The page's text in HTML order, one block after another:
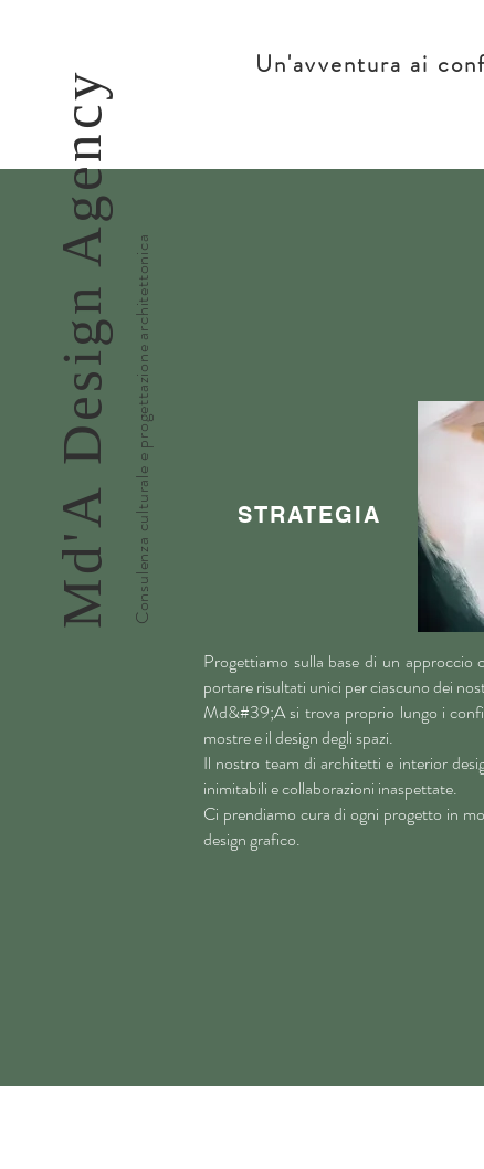
Md'A
Design AgencyConsulenza culturale e progettazione architettonica
Un'avventura ai
Progettiamo sulla base di un
portare risultati unici per ciascuno dei
Md&#39;A si trova proprio lungo i
mostre e il design degli spazi.
Il nostro team di architetti e interior
inimitabili e collaborazioni inaspettate.
Ci prendiamo cura di ogni progetto in
design grafico.
STRATEGIA